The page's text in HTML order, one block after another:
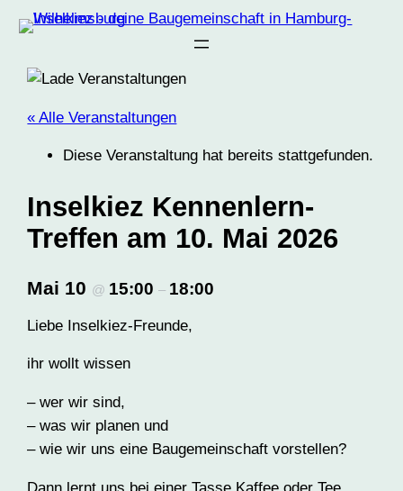
« Alle Veranstaltungen
Diese Veranstaltung hat bereits stattgefunden.
Inselkiez Kennenlern-
Treffen am 10. Mai 2026
Mai 10 @ 15:00– 18:00
Liebe Inselkiez-Freunde,
ihr wollt wissen
– wer wir sind,
– was wir planen und
– wie wir uns eine Baugemeinschaft vorstellen?